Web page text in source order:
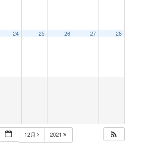
24 25 26 27 28
12月 2021